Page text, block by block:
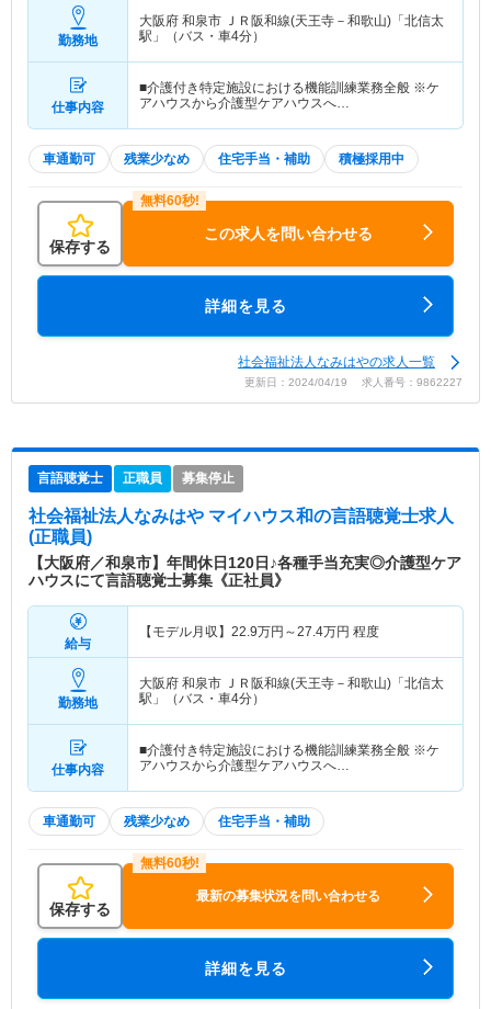
勤務地
大阪府 和泉市
ＪＲ阪和線(天王寺－和歌山)「北信太
駅」（バス・車4分）
仕事内容
■介護付き特定施設における機能訓練業務全般 ※ケ
アハウスから介護型ケアハウスへ…
車通勤可 残業少なめ 住宅手当・補助 積極採用中
保存する
この求人を問い合わせる
詳細を見る
社会福祉法人なみはやの求人一覧
更新日：2024/04/19 求人番号：9862227
言語聴覚士 正職員 募集停止
社会福祉法人なみはや マイハウス和の言語聴覚士求人
(正職員)
【大阪府／和泉市】年間休日120日♪各種手当充実◎介護型ケア
ハウスにて言語聴覚士募集《正社員》
給与
【モデル月収】 22.9万円～27.4万円 程度
勤務地
大阪府 和泉市
ＪＲ阪和線(天王寺－和歌山)「北信太
駅」（バス・車4分）
仕事内容
■介護付き特定施設における機能訓練業務全般 ※ケ
アハウスから介護型ケアハウスへ…
車通勤可 残業少なめ 住宅手当・補助
保存する
最新の募集状況を問い合わせる
詳細を見る